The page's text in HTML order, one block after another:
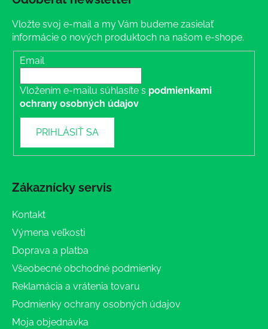
Vložte svoj e-mail a my Vám budeme zasielať
informácie o nových produktoch na našom e-shope.
Email
Vložením e-mailu súhlasíte s podmienkami
ochrany osobných údajov
PRIHLÁSIŤ SA
Zákaznícky servis
Kontakt
Výmena veľkosti
Doprava a platba
Všeobecné obchodné podmienky
Reklamácia a vrátenia tovaru
Podmienky ochrany osobných údajov
Moja objednávka